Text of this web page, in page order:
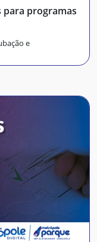
para programas
e